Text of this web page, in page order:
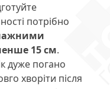
потрібно
15 см.
дуже погано
хворіти після